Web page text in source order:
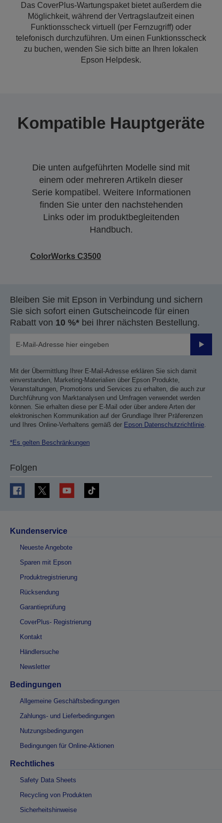
Das CoverPlus-Wartungspaket bietet außerdem die
Möglichkeit, während der Vertragslaufzeit einen
Funktionsscheck virtuell (per Fernzugriff) oder
telefonisch durchzuführen. Um einen Funktionsscheck
zu buchen, wenden Sie sich bitte an Ihren lokalen
Epson Helpdesk.
Kompatible Hauptgeräte
Die unten aufgeführten Modelle sind mit
einem oder mehreren Artikeln dieser
Serie kompatibel. Weitere Informationen
finden Sie unter den nachstehenden
Links oder im produktbegleitenden
Handbuch.
ColorWorks C3500
Bleiben Sie mit Epson in Verbindung und sichern
Sie sich sofort einen Gutscheincode für einen
Rabatt von 10 %* bei Ihrer nächsten Bestellung.
Mit der Übermittlung Ihrer E-Mail-Adresse erklären Sie sich damit
einverstanden, Marketing-Materialien über Epson Produkte,
Veranstaltungen, Promotions und Services zu erhalten, die auch zur
Durchführung von Marktanalysen und Umfragen verwendet werden
können. Sie erhalten diese per E-Mail oder über andere Arten der
elektronischen Kommunikation auf der Grundlage Ihrer Präferenzen
und Ihres Online-Verhaltens gemäß der Epson Datenschutzrichtlinie.
*Es gelten Beschränkungen
Folgen
Kundenservice
Neueste Angebote
Sparen mit Epson
Produktregistrierung
Rücksendung
Garantieprüfung
CoverPlus- Registrierung
Kontakt
Händlersuche
Newsletter
Bedingungen
Allgemeine Geschäftsbedingungen
Zahlungs- und Lieferbedingungen
Nutzungsbedingungen
Bedingungen für Online-Aktionen
Rechtliches
Safety Data Sheets
Recycling von Produkten
Sicherheitshinweise